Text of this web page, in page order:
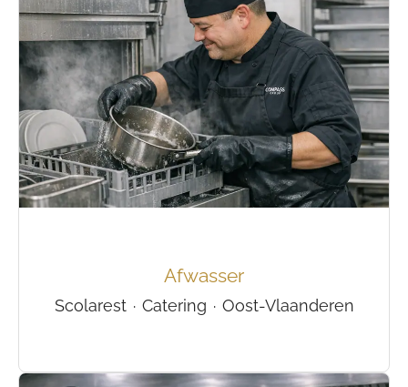
Afwasser
Scolarest · Catering · Oost-Vlaanderen